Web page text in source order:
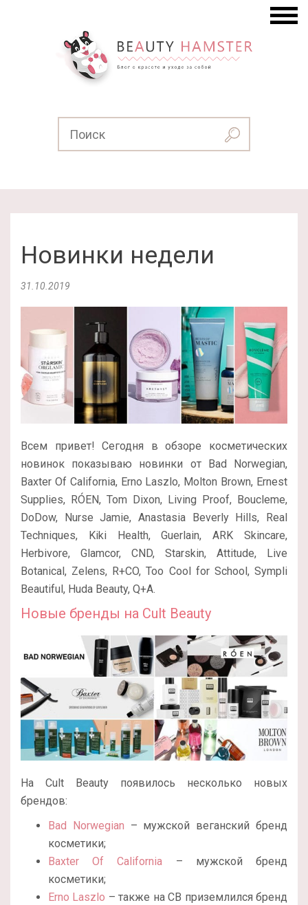
Новинки недели
31.10.2019
Всем привет! Сегодня в обзоре косметических
новинок показываю новинки от Bad Norwegian,
Baxter Of California, Erno Laszlo, Molton Brown, Ernest
Supplies, RÓEN, Tom Dixon, Living Proof, Boucleme,
DoDow, Nurse Jamie, Anastasia Beverly Hills, Real
Techniques, Kiki Health, Guerlain, ARK Skincare,
Herbivore, Glamcor, CND, Starskin, Attitude, Live
Botanical, Zelens, R+CO, Too Cool for School, Sympli
Beautiful, Huda Beauty, Q+A.
Новые бренды на Cult Beauty
На Cult Beauty появилось несколько новых
брендов:
Bad Norwegian – мужской веганский бренд
косметики;
Baxter Of California – мужской бренд
косметики;
Erno Laszlo – также на CB приземлился бренд